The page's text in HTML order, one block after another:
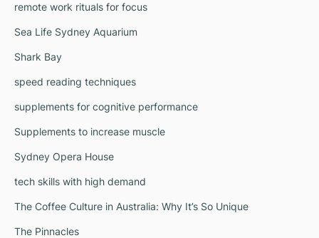
remote work rituals for focus
Sea Life Sydney Aquarium
Shark Bay
speed reading techniques
supplements for cognitive performance
Supplements to increase muscle
Sydney Opera House
tech skills with high demand
The Coffee Culture in Australia: Why It’s So Unique
The Pinnacles